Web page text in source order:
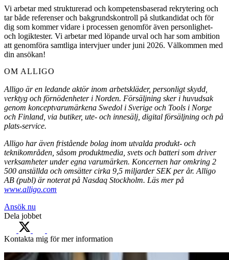
Vi arbetar med strukturerad och kompetensbaserad rekrytering och
tar både referenser och bakgrundskontroll på slutkandidat och för
dig som kommer vidare i processen genomför även personlighet-
och logiktester. Vi arbetar med löpande urval och har som ambition
att genomföra samtliga intervjuer under juni 2026. Välkommen med
din ansökan!
OM ALLIGO
Alligo är en ledande aktör inom arbetskläder, personligt skydd,
verktyg och förnödenheter i Norden. Försäljning sker i huvudsak
genom konceptvarumärkena Swedol i Sverige och Tools i Norge
och Finland, via butiker, ute- och innesälj, digital försäljning och på
plats-service.
Alligo har även fristående bolag inom utvalda produkt- och
teknikområden, såsom produktmedia, svets och batteri som driver
verksamheter under egna varumärken. Koncernen har omkring 2
500 anställda och omsätter cirka 9,5 miljarder SEK per år. Alligo
AB (publ) är noterat på Nasdaq Stockholm. Läs mer på
www.alligo.com
Ansök nu
Dela jobbet
Kontakta mig för mer information